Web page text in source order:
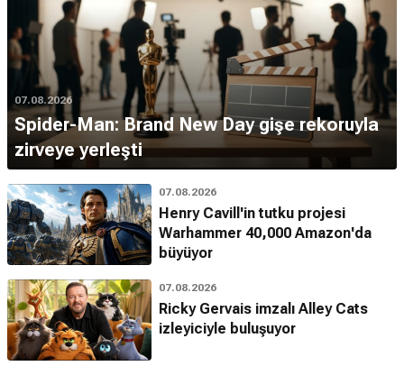
07.08.2026
Spider-Man: Brand New Day gişe rekoruyla
zirveye yerleşti
07.08.2026
Henry Cavill'in tutku projesi
Warhammer 40,000 Amazon'da
büyüyor
07.08.2026
Ricky Gervais imzalı Alley Cats
izleyiciyle buluşuyor